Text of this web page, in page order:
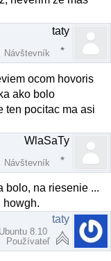
taty
Návštevník
ocom hovoris
ako bolo
ten pocitac ma asi
WlaSaTy
Návštevník
bolo, na riesenie ...
howgh.
taty
Ubuntu 8.10
Používateľ